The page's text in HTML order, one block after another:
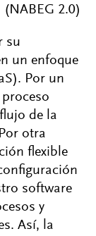
2.0)
su
un enfoque
Por un
de la
otra
flexible
software
y
Así, la